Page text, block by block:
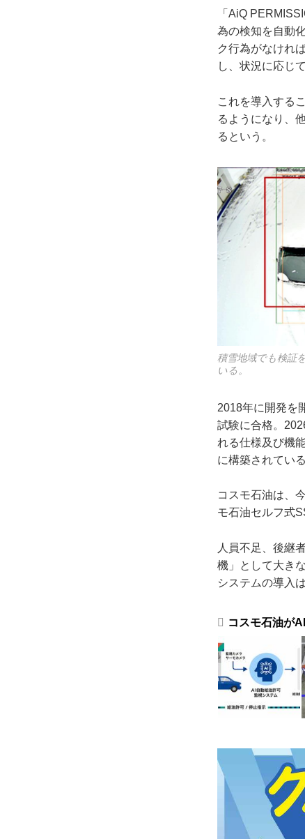
「AiQ
為の検知を自動
ク行為がなけれ
し、状況に応じ
これを導入する
るようになり、
るという。
積雪地域でも検証
いる。
2018年に開発を
試験に合格。
れる仕様及び機
に構築されてい
コスモ石油は、
モ石油セルフ式
人員不足、後継
機」として大き
システムの導入
コスモ石油が